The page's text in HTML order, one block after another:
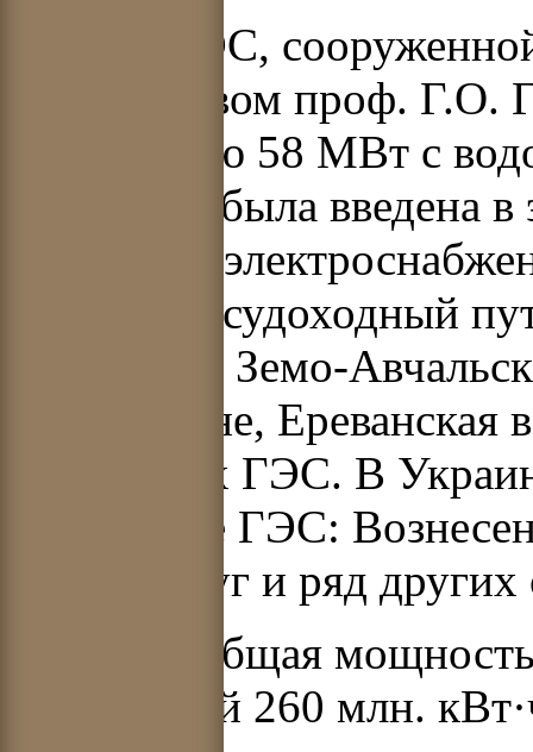
Первой ГЭС,
руководством проф.
мощностью 58 МВт с
, которая была введена
обеспечив
сплошной судоходный
построены Земо-
Узбекистане,
небольших ГЭС. В
небольшие ГЭС:
Южный Буг и ряд
В 1928 г. общая
выработкой 260 млн.